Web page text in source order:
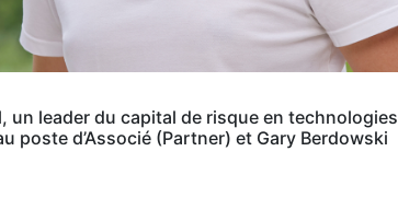
un leader du capital de risque en technologies
poste d’Associé (Partner) et Gary Berdowski